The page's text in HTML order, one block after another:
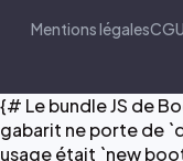
Mentions légales
{# Le bundle JS de
gabarit ne porte de
usage était `new